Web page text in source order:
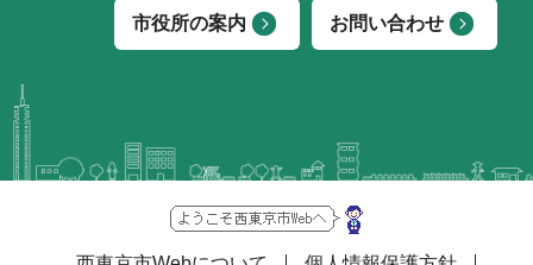
市役所の案内 お問い合わせ